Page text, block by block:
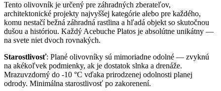
Tento olivovník je určený pre záhradných zberateľov,
architektonické projekty najvyššej kategórie alebo pre každého,
komu nestačí bežná záhradná rastlina a hľadá objekt so skutočnou
dušou a históriou. Každý Acebuche Platos je absolútne unikátny —
na svete niet dvoch rovnakých.
Starostlivosť: Plané olivovníky sú mimoriadne odolné — zvyknú
na akékoľvek podmienky, ak je dostatok slnka a drenáže.
Mrazuvzdorný do -10 °C vďaka prirodzenej odolnosti planej
odrody. Minimálna starostlivosť po zakorenení.